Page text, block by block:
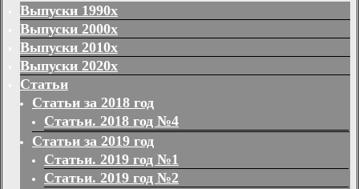
Выпуски 1990х
Выпуски 2000х
Выпуски 2010х
Выпуски 2020х
Статьи
Статьи за 2018 год
Статьи. 2018 год №4
Статьи за 2019 год
Статьи. 2019 год №1
Статьи. 2019 год №2